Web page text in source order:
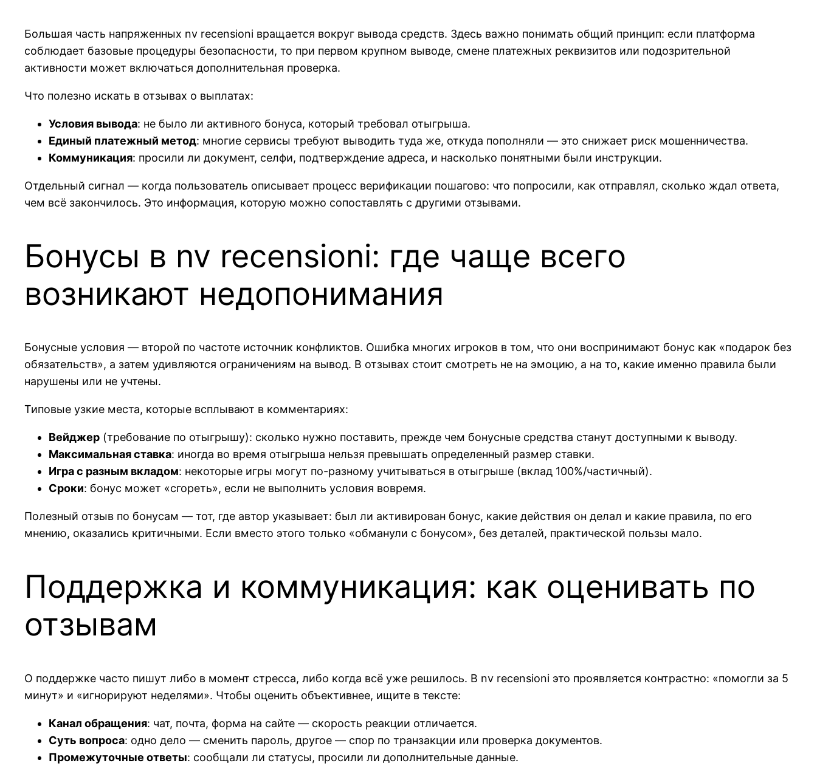
Большая часть напряженных nv recensioni вращается вокруг вывода средств. Здесь важно понимать общий принцип: если платформа
соблюдает базовые процедуры безопасности, то при первом крупном выводе, смене платежных реквизитов или подозрительной
активности может включаться дополнительная проверка.
Что полезно искать в отзывах о выплатах:
Условия вывода: не было ли активного бонуса, который требовал отыгрыша.
Единый платежный метод: многие сервисы требуют выводить туда же, откуда пополняли — это снижает риск мошенничества.
Коммуникация: просили ли документ, селфи, подтверждение адреса, и насколько понятными были инструкции.
Отдельный сигнал — когда пользователь описывает процесс верификации пошагово: что попросили, как отправлял, сколько ждал ответа,
чем всё закончилось. Это информация, которую можно сопоставлять с другими отзывами.
Бонусы в nv recensioni: где чаще всего
возникают недопонимания
Бонусные условия — второй по частоте источник конфликтов. Ошибка многих игроков в том, что они воспринимают бонус как «подарок без
обязательств», а затем удивляются ограничениям на вывод. В отзывах стоит смотреть не на эмоцию, а на то, какие именно правила были
нарушены или не учтены.
Типовые узкие места, которые всплывают в комментариях:
Вейджер (требование по отыгрышу): сколько нужно поставить, прежде чем бонусные средства станут доступными к выводу.
Максимальная ставка: иногда во время отыгрыша нельзя превышать определенный размер ставки.
Игра с разным вкладом: некоторые игры могут по-разному учитываться в отыгрыше (вклад 100%/частичный).
Сроки: бонус может «сгореть», если не выполнить условия вовремя.
Полезный отзыв по бонусам — тот, где автор указывает: был ли активирован бонус, какие действия он делал и какие правила, по его
мнению, оказались критичными. Если вместо этого только «обманули с бонусом», без деталей, практической пользы мало.
Поддержка и коммуникация: как оценивать по
отзывам
О поддержке часто пишут либо в момент стресса, либо когда всё уже решилось. В nv recensioni это проявляется контрастно: «помогли за 5
минут» и «игнорируют неделями». Чтобы оценить объективнее, ищите в тексте:
Канал обращения: чат, почта, форма на сайте — скорость реакции отличается.
Суть вопроса: одно дело — сменить пароль, другое — спор по транзакции или проверка документов.
Промежуточные ответы: сообщали ли статусы, просили ли дополнительные данные.